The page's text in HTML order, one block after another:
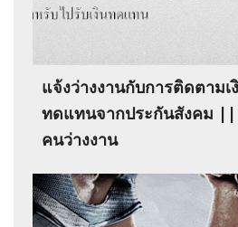
แจ้งว่างงานกับการติดตามเ
ทดแทนจากประกันสังคม ||
คนว่างงาน